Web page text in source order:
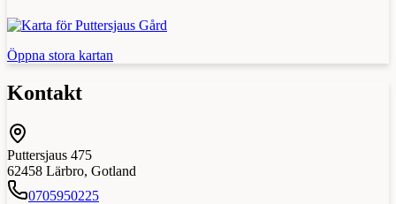
Öppna stora kartan
Kontakt
Puttersjaus 475
62458 Lärbro, Gotland
0705950225